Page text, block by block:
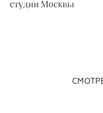
студии Москвы